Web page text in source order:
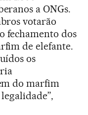
a ONGs.
votarão
fechamento dos
de elefante.
os
do marfim